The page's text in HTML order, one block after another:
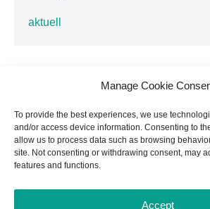
Manage Cookie
To provide the best experiences, we use
and/or access device information. Consenting to
allow us to process data such as browsing
site. Not consenting or withdrawing consent, may
features and functions.
Accept
aktuell
Von der Europäischen Union finanziert. Die
Meinungen entsprechen jedoch ausschließlich
Autoren und spiegeln nicht zwingend die der
Europäischen Exekutivagentur für Bildung und
verantwortlich gemacht werden.